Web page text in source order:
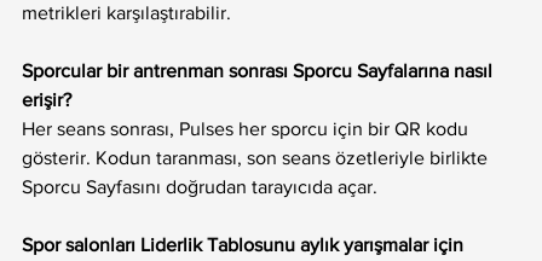
metrikleri karşılaştırabilir.
Sporcular bir antrenman sonrası Sporcu Sayfalarına nasıl
erişir?
Her seans sonrası, Pulses her sporcu için bir QR kodu
gösterir. Kodun taranması, son seans özetleriyle birlikte
Sporcu Sayfasını doğrudan tarayıcıda açar.
Spor salonları Liderlik Tablosunu aylık yarışmalar için